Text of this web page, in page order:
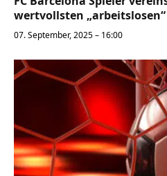
wertvollsten
07. September, 2025 – 16:00